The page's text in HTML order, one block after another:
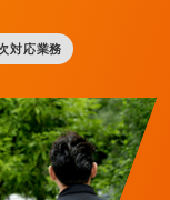
対応業務